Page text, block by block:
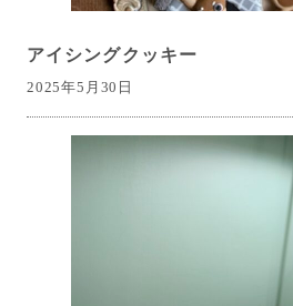
アイシングクッキー
2025年5月30日